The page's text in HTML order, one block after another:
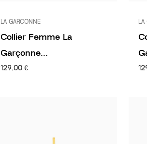
LA GARCONNE
Collier Femme La
Garçonne...
129,00 €
LA